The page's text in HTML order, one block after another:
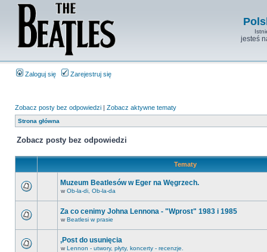
jesteś
Zaloguj się Zarejestruj się
Zobacz posty bez odpowiedzi | Zobacz aktywne tematy
Strona główna
Zobacz posty bez odpowiedzi
Tematy
Muzeum Beatlesów w Eger na Węgrzech.
w Ob-la-di, Ob-la-da
Za co cenimy Johna Lennona - "Wprost" 1983 i 1985
w Beatlesi w prasie
,Post do usunięcia
w Lennon - utwory, płyty, koncerty - recenzje.